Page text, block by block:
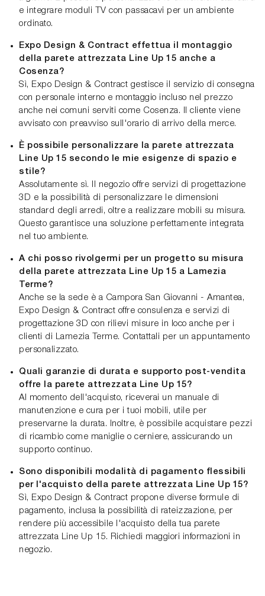
e integrare moduli TV con passacavi per un ambiente
ordinato.
Expo Design & Contract effettua il montaggio
della parete attrezzata Line Up 15 anche a
Cosenza?
Sì, Expo Design & Contract gestisce il servizio di consegna
con personale interno e montaggio incluso nel prezzo
anche nei comuni serviti come Cosenza. Il cliente viene
avvisato con preavviso sull'orario di arrivo della merce.
È possibile personalizzare la parete attrezzata
Line Up 15 secondo le mie esigenze di spazio e
stile?
Assolutamente sì. Il negozio offre servizi di progettazione
3D e la possibilità di personalizzare le dimensioni
standard degli arredi, oltre a realizzare mobili su misura.
Questo garantisce una soluzione perfettamente integrata
nel tuo ambiente.
A chi posso rivolgermi per un progetto su misura
della parete attrezzata Line Up 15 a Lamezia
Terme?
Anche se la sede è a Campora San Giovanni - Amantea,
Expo Design & Contract offre consulenza e servizi di
progettazione 3D con rilievi misure in loco anche per i
clienti di Lamezia Terme. Contattali per un appuntamento
personalizzato.
Quali garanzie di durata e supporto post-vendita
offre la parete attrezzata Line Up 15?
Al momento dell'acquisto, riceverai un manuale di
manutenzione e cura per i tuoi mobili, utile per
preservarne la durata. Inoltre, è possibile acquistare pezzi
di ricambio come maniglie o cerniere, assicurando un
supporto continuo.
Sono disponibili modalità di pagamento flessibili
per l'acquisto della parete attrezzata Line Up 15?
Sì, Expo Design & Contract propone diverse formule di
pagamento, inclusa la possibilità di rateizzazione, per
rendere più accessibile l'acquisto della tua parete
attrezzata Line Up 15. Richiedi maggiori informazioni in
negozio.